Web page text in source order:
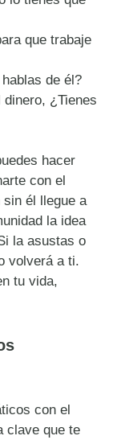
que trabaje
de él?
¿Tienes
hacer
con el
sin él llegue a
la idea
la asustas o
volverá a ti.
tu vida,
con el
clave que te